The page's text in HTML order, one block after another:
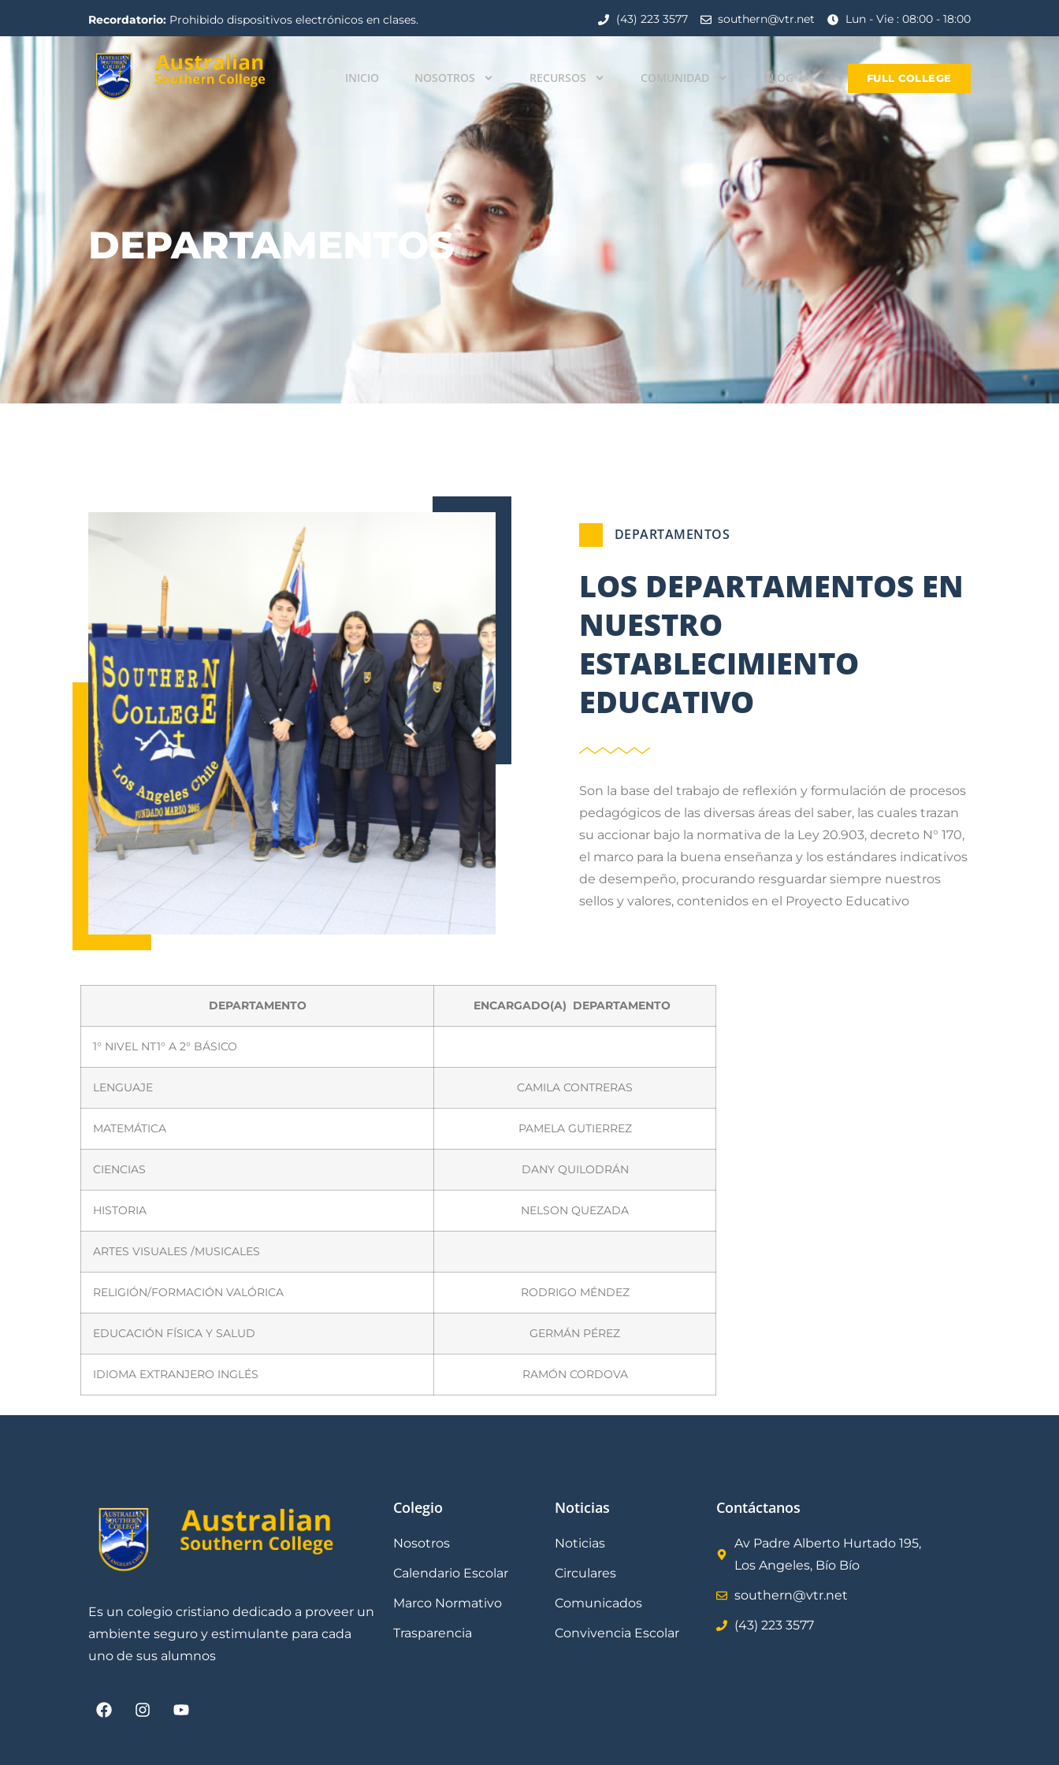
Recordatorio: Prohibido dispositivos electrónicos en clases. (43) 223 3577 southern@vtr.net Lun - Vie : 08:00 - 18:00
INICIO NOSOTROS RECURSOS COMUNIDAD BLOG FULL COLLEGE
DEPARTAMENTOS
DEPARTAMENTOS
LOS DEPARTAMENTOS EN
NUESTRO
ESTABLECIMIENTO
EDUCATIVO
Son la base del trabajo de reflexión y formulación de procesos
pedagógicos de las diversas áreas del saber, las cuales trazan
su accionar bajo la normativa de la Ley 20.903, decreto N° 170,
el marco para la buena enseñanza y los estándares indicativos
de desempeño, procurando resguardar siempre nuestros
sellos y valores, contenidos en el Proyecto Educativo
DEPARTAMENTO ENCARGADO(A) DEPARTAMENTO
1° NIVEL NT1° A 2° BÁSICO
LENGUAJE CAMILA CONTRERAS
MATEMÁTICA PAMELA GUTIERREZ
CIENCIAS DANY QUILODRÁN
HISTORIA NELSON QUEZADA
ARTES VISUALES /MUSICALES
RELIGIÓN/FORMACIÓN VALÓRICA RODRIGO MÉNDEZ
EDUCACIÓN FÍSICA Y SALUD GERMÁN PÉREZ
IDIOMA EXTRANJERO INGLÉS RAMÓN CORDOVA
Es un colegio cristiano dedicado a proveer un
ambiente seguro y estimulante para cada
uno de sus alumnos
Colegio
Nosotros
Calendario Escolar
Marco Normativo
Trasparencia
Noticias
Noticias
Circulares
Comunicados
Convivencia Escolar
Contáctanos
Av Padre Alberto Hurtado 195,
Los Angeles, Bío Bío
southern@vtr.net
(43) 223 3577